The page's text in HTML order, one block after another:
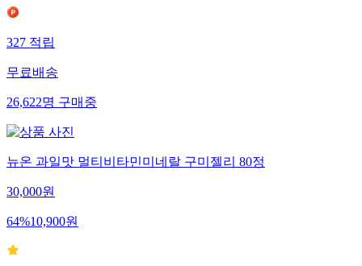
327적립
무료배송
26,622명구매중
뉴온 과일맛 멀티비타민미네랄 구미젤리 80정
30,000원
64%10,900원